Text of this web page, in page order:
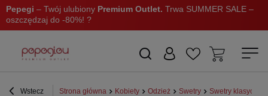
Pepegi – Twój ulubiony Premium Outlet. Trwa SUMMER SALE –
oszczędzaj do -80%! ?
Wstecz Strona główna Kobiety Odzież Swetry Swetry klasyczne